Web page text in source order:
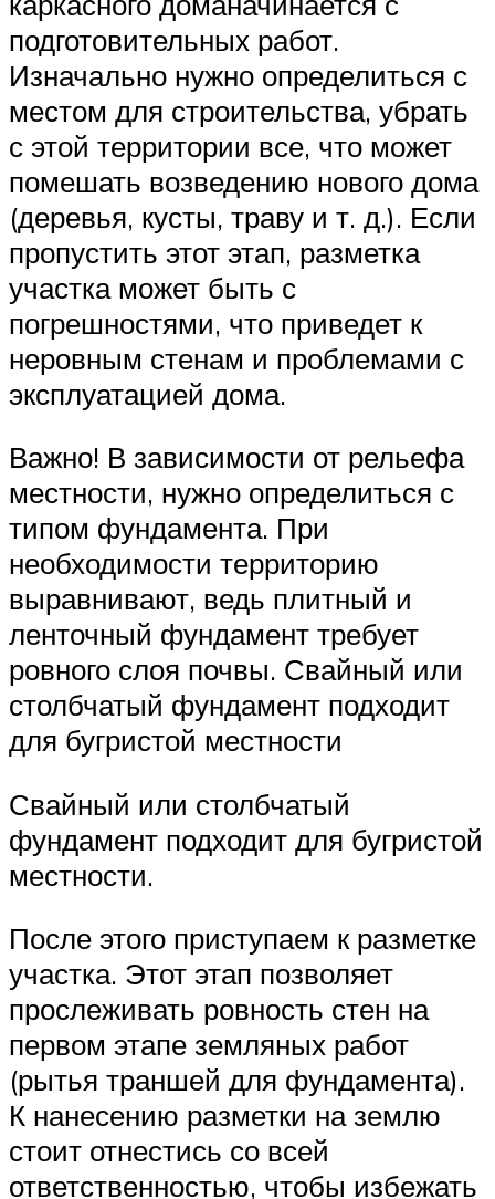
подготовительных работ.
Изначально нужно определиться с
местом для строительства, убрать
с этой территории все, что может
помешать возведению нового дома
(деревья, кусты, траву и т. д.). Если
пропустить этот этап, разметка
участка может быть с
погрешностями, что приведет к
неровным стенам и проблемами с
эксплуатацией дома.
Важно! В зависимости от рельефа
местности, нужно определиться с
типом фундамента. При
необходимости территорию
выравнивают, ведь плитный и
ленточный фундамент требует
ровного слоя почвы. Свайный или
столбчатый фундамент подходит
для бугристой местности
Свайный или столбчатый
фундамент подходит для бугристой
местности.
После этого приступаем к разметке
участка. Этот этап позволяет
прослеживать ровность стен на
первом этапе земляных работ
(рытья траншей для фундамента).
К нанесению разметки на землю
стоит отнестись со всей
ответственностью, чтобы избежать